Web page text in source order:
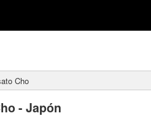
Cho
- Japón